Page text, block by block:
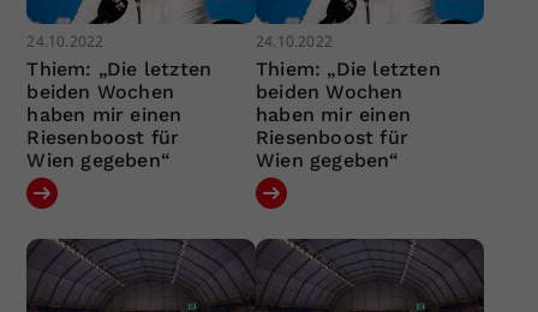
24.10.2022
Thiem: „Die letzten
beiden Wochen
haben mir einen
Riesenboost für
Wien gegeben“
24.10.2022
Thiem: „Die letzten
beiden Wochen
haben mir einen
Riesenboost für
Wien gegeben“